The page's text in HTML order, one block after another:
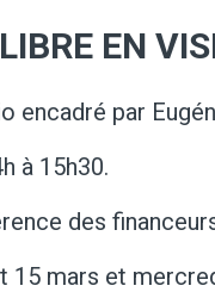
EN
encadré par
à 15h30.
des
15 mars et